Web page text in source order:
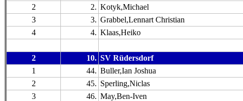
2
2. Kotyk,Michael
3
3. Grabbel,Lennart Christian
4
4. Klaas,Heiko
2 10. SV Rüdersdorf
1
44. Buller,Ian Joshua
2
45. Sperling,Niclas
3
46. May,Ben-Iven